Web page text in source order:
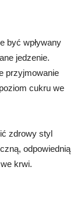
być wpływany
jedzenie.
przyjmowanie
cukru we
zdrowy styl
odpowiednią
krwi.